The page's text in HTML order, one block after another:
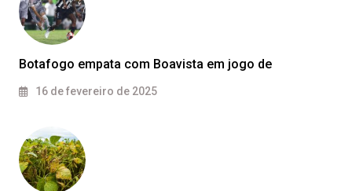
Botafogo empata com Boavista em jogo de
16 de fevereiro de 2025